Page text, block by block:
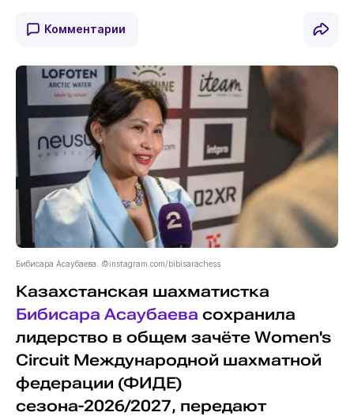
Комментарии
Бибисара Асаубаева. ©instagram.com/bibisarachess
Казахстанская шахматистка
Бибисара Асаубаева сохранила
лидерство в общем зачёте Women's
Circuit Международной шахматной
федерации (ФИДЕ)
сезона-2026/2027, передают